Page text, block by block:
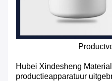
Hubei Xindesheng
productieapparatuur